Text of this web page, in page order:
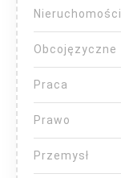
Nieruchomości
Obcojęzyczne
Praca
Prawo
Przemysł